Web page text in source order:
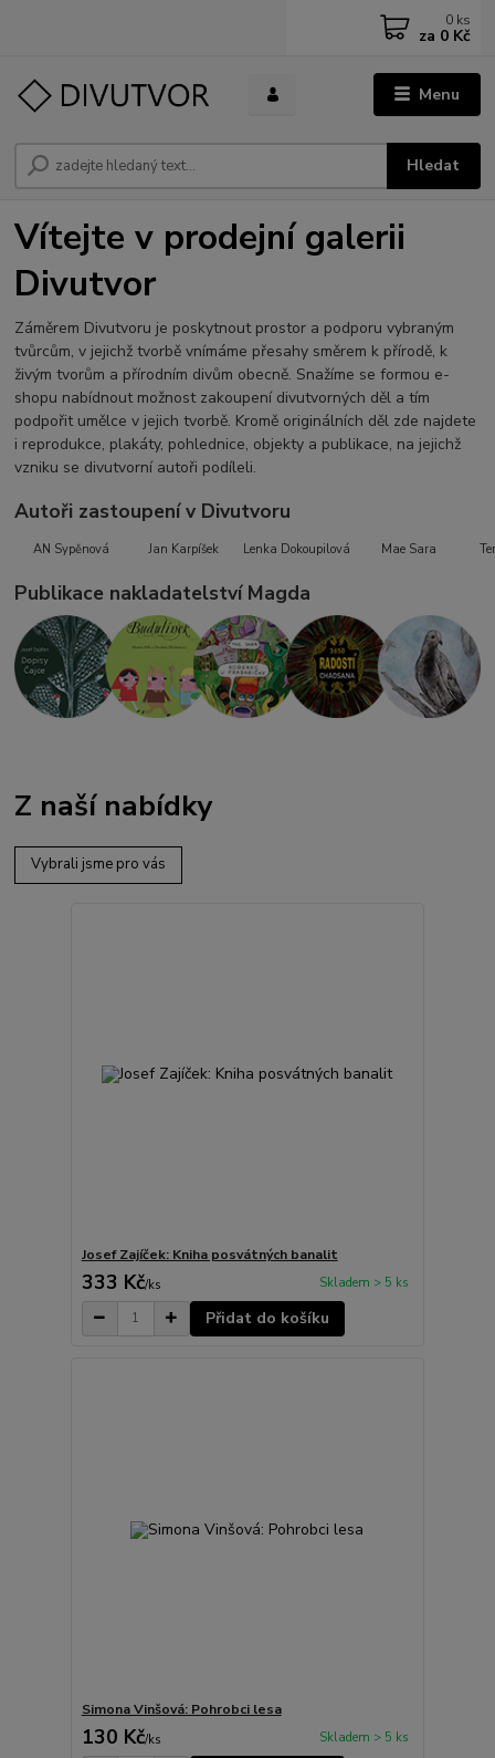
Menu
Hledat
0 ks
za 0 Kč
Vítejte v prodejní galerii
Divutvor
Záměrem Divutvoru je poskytnout prostor a podporu vybraným
tvůrcům, v jejichž tvorbě vnímáme přesahy směrem k přírodě, k
živým tvorům a přírodním divům obecně. Snažíme se formou e-
shopu nabídnout možnost zakoupení divutvorných děl a tím
podpořit umělce v jejich tvorbě. Kromě originálních děl zde najdete
i reprodukce, plakáty, pohlednice, objekty a publikace, na jejichž
vzniku se divutvorní autoři podíleli.
Autoři zastoupení v Divutvoru
AN Sypěnová Jan Karpíšek Lenka Dokoupilová Mae Sara
Publikace nakladatelství Magda
Z naší nabídky
Vybrali jsme pro vás
Josef Zajíček: Kniha posvátných banalit
333 Kč/ks Skladem > 5 ks
Přidat do košíku
Simona Vinšová: Pohrobci lesa
130 Kč/ks Skladem > 5 ks